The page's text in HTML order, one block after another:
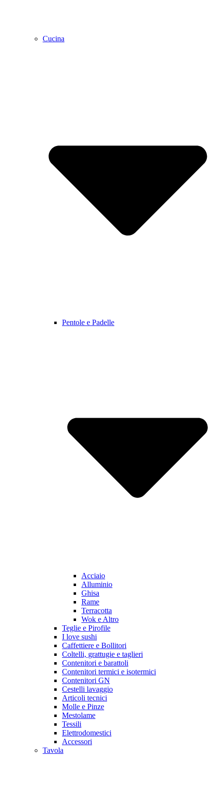
Cucina
Pentole e Padelle
Acciaio
Alluminio
Ghisa
Rame
Terracotta
Wok e Altro
Teglie e Pirofile
I love sushi
Caffettiere e Bollitori
Coltelli, grattugie e taglieri
Contenitori e barattoli
Contenitori termici e isotermici
Contenitori GN
Cestelli lavaggio
Articoli tecnici
Molle e Pinze
Mestolame
Tessili
Elettrodomestici
Accessori
Tavola